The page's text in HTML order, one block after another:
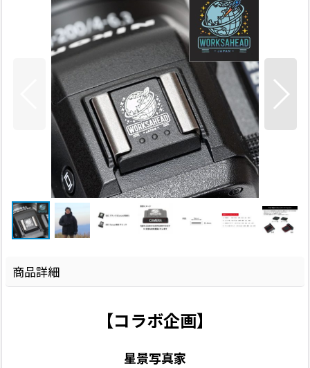
商品詳細
【コラボ企画】
星景写真家